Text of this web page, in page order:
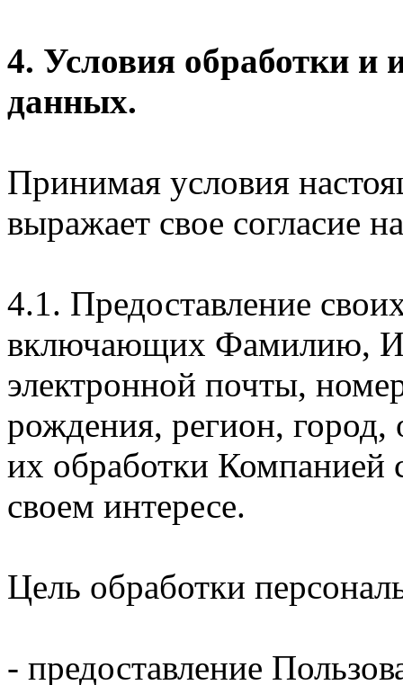
4. Условия обработки и
данных.
Принимая условия
выражает свое согласие
4.1. Предоставление
включающих Фамилию,
электронной почты,
рождения, регион,
их обработки Компанией
своем интересе.
Цель обработки
- предоставление